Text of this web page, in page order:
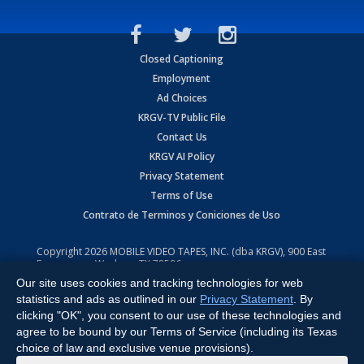
Closed Captioning
Employment
Ad Choices
KRGV-TV Public File
Contact Us
KRGV AI Policy
Privacy Statement
Terms of Use
Contrato de Terminos y Coniciones de Uso
Copyright2026 MOBILE VIDEO TAPES, INC. (dba KRGV), 900 East
Expressway, Weslaco, TX 78596.
All Rights Reserved. Powered by:Ruby Shore Software
Our site uses cookies and tracking technologies for web
statistics and ads as outlined in our Privacy Statement . By
clicking "OK", you consent to our use of these technologies and
agree to be bound by our Terms of Service (including its Texas
choice of law and exclusive venue provisions).